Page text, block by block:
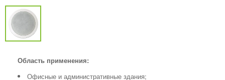
Область применения:
Офисные и административные здания;